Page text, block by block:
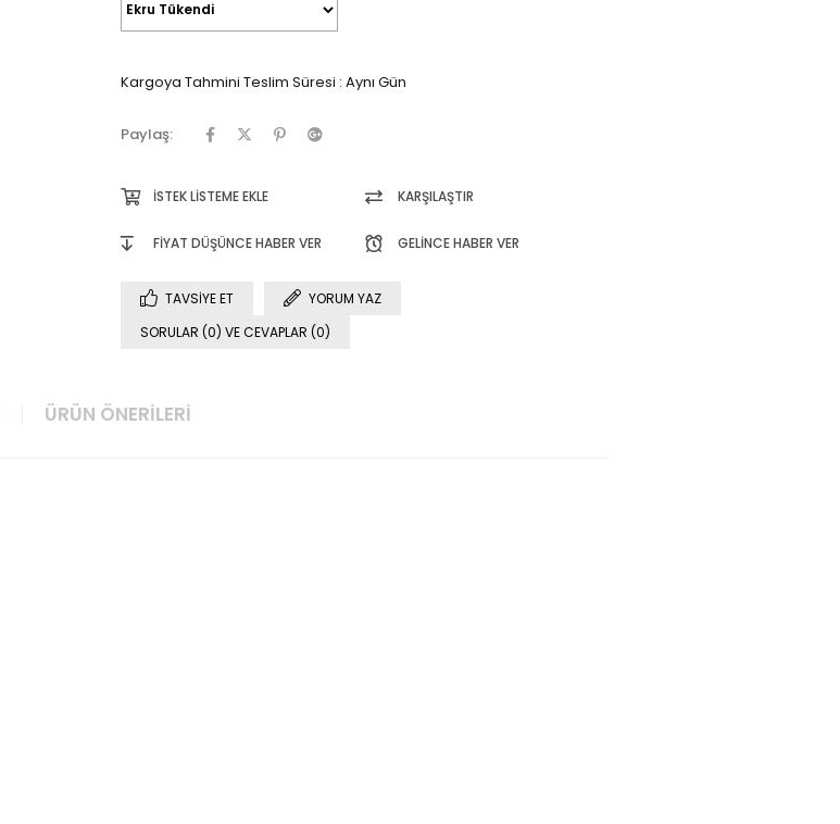
Kargoya Tahmini Teslim Süresi : Aynı Gün
Paylaş:
İSTEK LISTEME EKLE KARŞILAŞTIR
FIYAT DÜŞÜNCE HABER VER GELINCE HABER VER
TAVSIYE ET
YORUM YAZ
SORULAR (0) VE CEVAPLAR (0)
ÜRÜN ÖNERILERI